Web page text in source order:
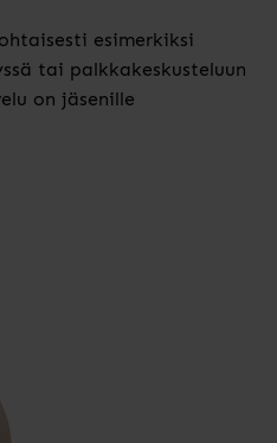
esimerkiksi
tai palkkakeskusteluun
on jäsenille